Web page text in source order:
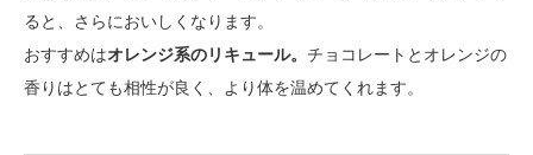
ると、さらにおいしくなります。
おすすめはオレンジ系のリキュール。 チョコレートとオレンジの
香りはとても相性が良く、より体を温めてくれます。